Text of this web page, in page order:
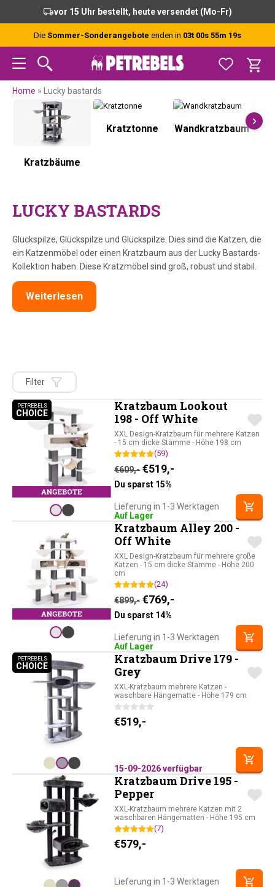
content
vor 15 Uhr bestellt, heute versendet (Mo-Fr)
Die Sommer-Sonderangebote enden in 03t 00s 55m 18s
Home » Lucky bastards
Kratzbäume
Kratztonne Wandkratzbaum
LUCKY BASTARDS
Glückspilze, Glückspilze und Glückspilze. Dies sind die Katzen, die
ein Katzenmöbel oder einen Kratzbaum aus der Lucky Bastards-
Kollektion haben. Diese Kratzmöbel sind groß, robust und stabil.
Weiterlesen
Filter
PETREBELS
CHOICEPETREBELS CHOICE
Kratzbaum Lookout
198 - Off White
XXL Design-Kratzbaum für mehrere Katzen
- 15 cm dicke Stämme - Höhe 198 cm
(59)
€609,- Ursprünglicher Preis war:
€519,-
Du sparst 15%
Lieferung in 1-3 Werktagen
Auf Lager
Kratzbaum Alley 200 -
Off White
XXL Design-Kratzbaum für mehrere große
Katzen - 15 cm dicke Stämme - Höhe 200
cm
(24)
€899,- Ursprünglicher Preis war:
€769,-
Du sparst 14%
Lieferung in 1-3 Werktagen
Auf Lager
PETREBELS
CHOICEPETREBELS CHOICE
Kratzbaum Drive 179 -
Grey
XXL-Kratzbaum mehrere Katzen -
waschbare Hängematte - Höhe 179 cm
€519,-
15-09-2026 verfügbar
Kratzbaum Drive 195 -
Pepper
XXL-Kratzbaum mehrere Katzen mit 2
waschbaren Hängematten - Höhe 195 cm
(7)
€579,-
Lieferung in 1-3 Werktagen